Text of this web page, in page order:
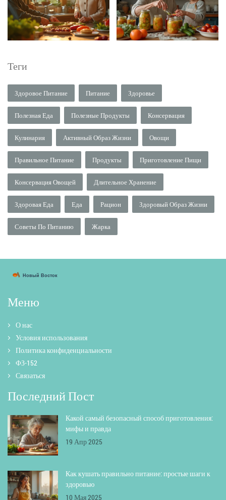
Теги
Здоровое Питание Питание Здоровье
Полезная Еда Полезные Продукты Консервация
Кулинария Активный Образ Жизни Овощи
Правильное Питание Продукты Приготовление Пищи
Консервация Овощей Длительное Хранение
Здоровая Еда Еда Рацион Здоровый Образ Жизни
Советы По Питанию Жарка
Меню
О нас
Условия использования
Политика конфиденциальности
ФЗ-152
Связаться
Последний Пост
Какой самый безопасный способ приготовления:
мифы и правда
19 Апр 2025
Как кушать правильно питание: простые шаги к
здоровью
10 Мая 2025